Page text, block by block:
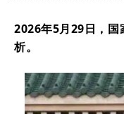
2026年5月29日，国
析。